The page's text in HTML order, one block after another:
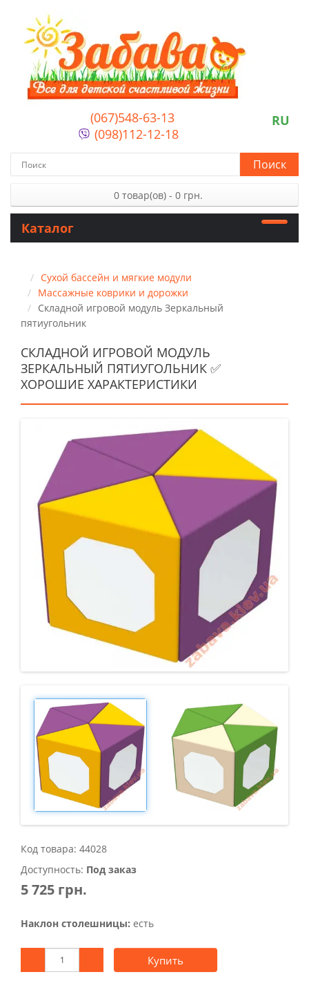
(067)548-63-13
(098)112-12-18
RU
Поиск
0 товар(ов) - 0 грн.
Каталог
Сухой бассейн и мягкие модули
Массажные коврики и дорожки
Складной игровой модуль Зеркальный
пятиугольник
СКЛАДНОЙ ИГРОВОЙ МОДУЛЬ
ЗЕРКАЛЬНЫЙ ПЯТИУГОЛЬНИК ✅
ХОРОШИЕ ХАРАКТЕРИСТИКИ
Код товара: 44028
Доступность: Под заказ
5 725 грн.
Наклон столешницы: есть
Купить